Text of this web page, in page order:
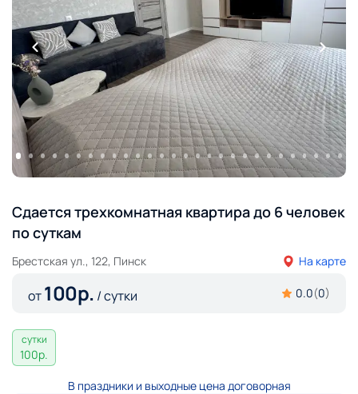
Сдается трехкомнатная квартира до 6 человек
по суткам
Брестская ул., 122, Пинск На карте
от100р. / сутки 0.0(0)
сутки
100р.
В праздники и выходные цена договорная